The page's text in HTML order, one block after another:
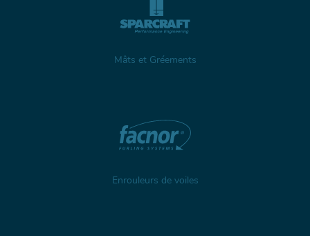
Mâts et Gréements
Enrouleurs de voiles